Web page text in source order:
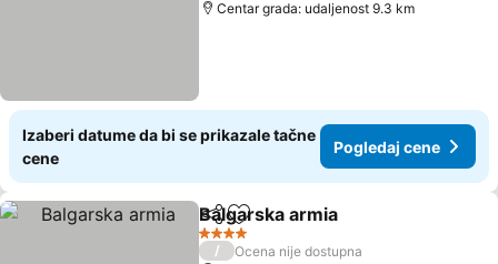
Centar grada: udaljenost 9.3 km
Izaberi datume da bi se prikazale tačne
cene
Pogledaj cene
Deli Dodati u favorite
Balgarska armia
4 Zvezdice
/
Ocena nije dostupna